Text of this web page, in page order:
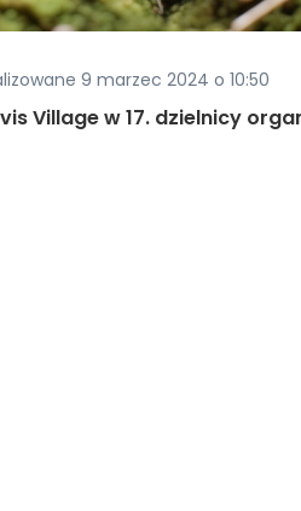
9 marzec 2024 o 10:50
Village w 17. dzielnicy